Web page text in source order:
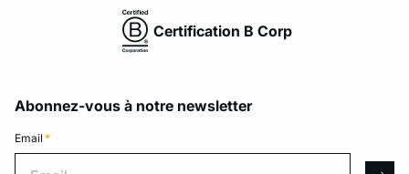
Certification B Corp
Abonnez-vous à notre newsletter
Email *